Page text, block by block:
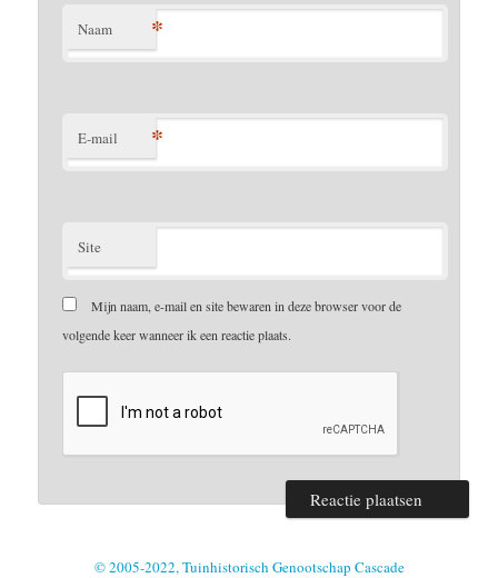
Naam *
E-mail *
Site
Mijn naam, e-mail en site bewaren in deze browser voor de
volgende keer wanneer ik een reactie plaats.
© 2005-2022, Tuinhistorisch Genootschap Cascade